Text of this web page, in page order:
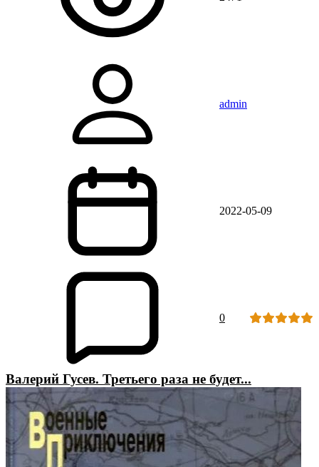
admin
2022-05-09
0
Валерий Гусев. Третьего раза не будет...